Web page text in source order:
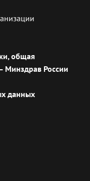
общая
Минздрав России
данных